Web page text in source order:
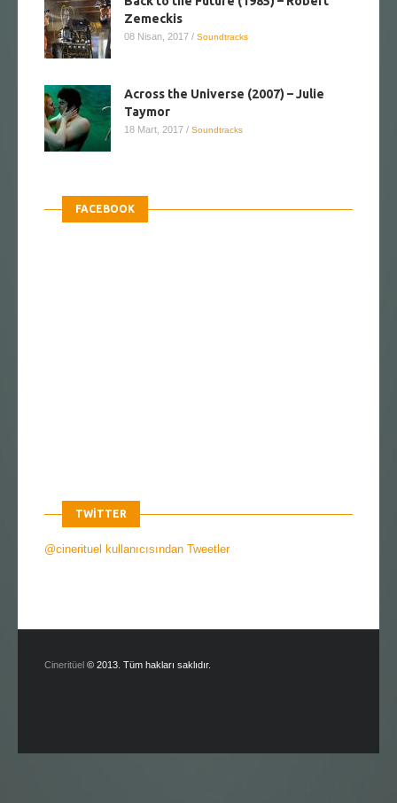
Zemeckis
08 Nisan, 2017 / Soundtracks
Across the Universe (2007) – Julie
Taymor
18 Mart, 2017 / Soundtracks
FACEBOOK
TWITTER
@cinerituel kullanıcısından Tweetler
Cineritüel © 2013. Tüm hakları saklıdır.